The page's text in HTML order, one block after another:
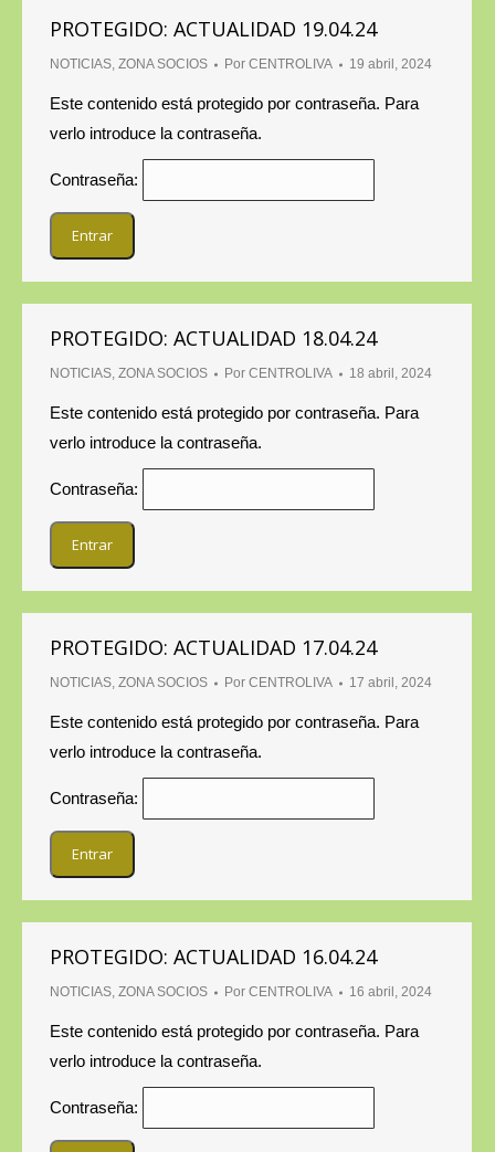
PROTEGIDO: ACTUALIDAD 19.04.24
NOTICIAS, ZONA SOCIOS Por CENTROLIVA 19 abril, 2024
Este contenido está protegido por contraseña. Para
verlo introduce la contraseña.
Contraseña:
PROTEGIDO: ACTUALIDAD 18.04.24
NOTICIAS, ZONA SOCIOS Por CENTROLIVA 18 abril, 2024
Este contenido está protegido por contraseña. Para
verlo introduce la contraseña.
Contraseña:
PROTEGIDO: ACTUALIDAD 17.04.24
NOTICIAS, ZONA SOCIOS Por CENTROLIVA 17 abril, 2024
Este contenido está protegido por contraseña. Para
verlo introduce la contraseña.
Contraseña:
PROTEGIDO: ACTUALIDAD 16.04.24
NOTICIAS, ZONA SOCIOS Por CENTROLIVA 16 abril, 2024
Este contenido está protegido por contraseña. Para
verlo introduce la contraseña.
Contraseña: